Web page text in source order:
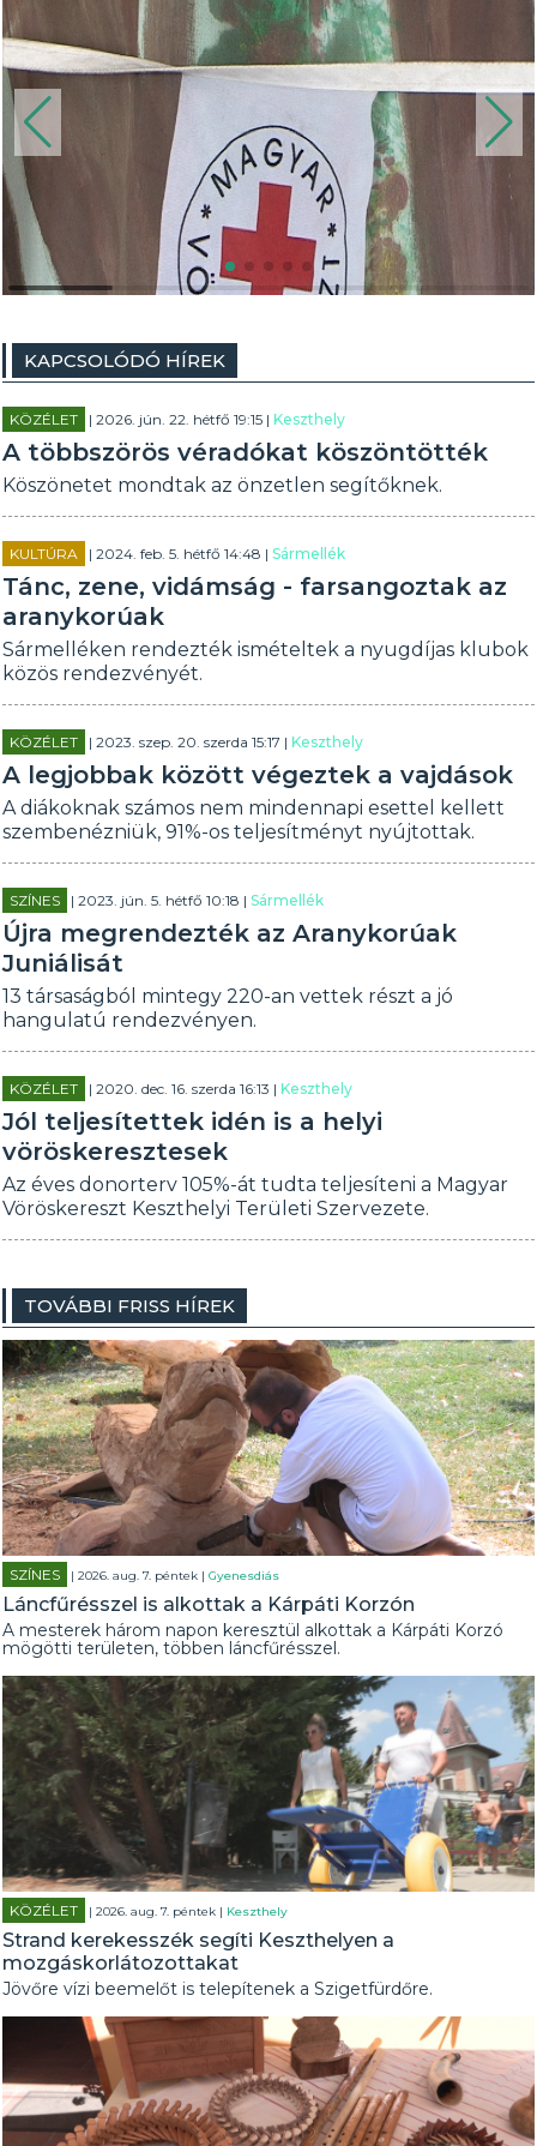
KAPCSOLÓDÓ HÍREK
KÖZÉLET | 2026. jún. 22. hétfő 19:15 |Keszthely
A többszörös véradókat köszöntötték
Köszönetet mondtak az önzetlen segítőknek.
KULTÚRA | 2024. feb. 5. hétfő 14:48 |Sármellék
Tánc, zene, vidámság - farsangoztak az
aranykorúak
Sármelléken rendezték ismételtek a nyugdíjas klubok
közös rendezvényét.
KÖZÉLET | 2023. szep. 20. szerda 15:17 |Keszthely
A legjobbak között végeztek a vajdások
A diákoknak számos nem mindennapi esettel kellett
szembenézniük, 91%-os teljesítményt nyújtottak.
SZÍNES | 2023. jún. 5. hétfő 10:18 |Sármellék
Újra megrendezték az Aranykorúak
Juniálisát
13 társaságból mintegy 220-an vettek részt a jó
hangulatú rendezvényen.
KÖZÉLET | 2020. dec. 16. szerda 16:13 |Keszthely
Jól teljesítettek idén is a helyi
vöröskeresztesek
Az éves donorterv 105%-át tudta teljesíteni a Magyar
Vöröskereszt Keszthelyi Területi Szervezete.
TOVÁBBI FRISS HÍREK
SZÍNES | 2026. aug. 7. péntek |Gyenesdiás
Láncfűrésszel is alkottak a Kárpáti Korzón
A mesterek három napon keresztül alkottak a Kárpáti Korzó
mögötti területen, többen láncfűrésszel.
KÖZÉLET | 2026. aug. 7. péntek | Keszthely
Strand kerekesszék segíti Keszthelyen a
mozgáskorlátozottakat
Jövőre vízi beemelőt is telepítenek a Szigetfürdőre.